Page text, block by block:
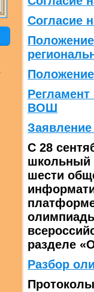
Согласие
Регламент
ВОШ
С 28
школьный
шести
разделе
Разбор